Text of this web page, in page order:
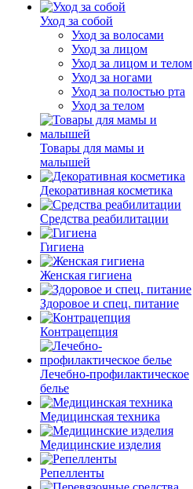
Уход за собой
Уход за волосами
Уход за лицом
Уход за лицом и телом
Уход за ногами
Уход за полостью рта
Уход за телом
Товары для мамы и
малышей
Декоративная косметика
Средства реабилитации
Гигиена
Женская гигиена
Здоровое и спец. питание
Контрацепция
Лечебно-профилактическое
белье
Медицинская техника
Медицинские изделия
Репелленты